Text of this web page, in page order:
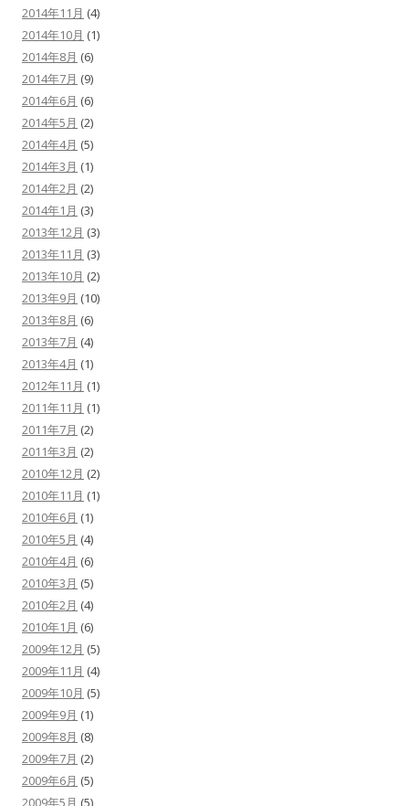
2014年11月 (4)
2014年10月 (1)
2014年8月 (6)
2014年7月 (9)
2014年6月 (6)
2014年5月 (2)
2014年4月 (5)
2014年3月 (1)
2014年2月 (2)
2014年1月 (3)
2013年12月 (3)
2013年11月 (3)
2013年10月 (2)
2013年9月 (10)
2013年8月 (6)
2013年7月 (4)
2013年4月 (1)
2012年11月 (1)
2011年11月 (1)
2011年7月 (2)
2011年3月 (2)
2010年12月 (2)
2010年11月 (1)
2010年6月 (1)
2010年5月 (4)
2010年4月 (6)
2010年3月 (5)
2010年2月 (4)
2010年1月 (6)
2009年12月 (5)
2009年11月 (4)
2009年10月 (5)
2009年9月 (1)
2009年8月 (8)
2009年7月 (2)
2009年6月 (5)
2009年5月 (5)